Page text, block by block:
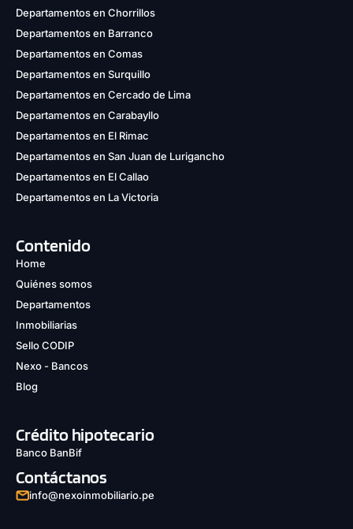
Departamentos en Chorrillos
Departamentos en Barranco
Departamentos en Comas
Departamentos en Surquillo
Departamentos en Cercado de Lima
Departamentos en Carabayllo
Departamentos en El Rimac
Departamentos en San Juan de Lurigancho
Departamentos en El Callao
Departamentos en La Victoria
Contenido
Home
Quiénes somos
Departamentos
Inmobiliarias
Sello CODIP
Nexo - Bancos
Blog
Crédito hipotecario
Banco BanBif
Contáctanos
info@nexoinmobiliario.pe